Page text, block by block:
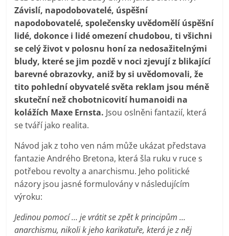
Závislí, napodobovatelé, úspěšní
napodobovatelé, společensky uvědomělí úspěšní
lidé, dokonce i lidé omezení chudobou, ti všichni
se celý život v polosnu honí za nedosažitelnými
bludy, které se jim pozdě v noci zjevují z blikající
barevné obrazovky, aniž by si uvědomovali, že
tito pohlední obyvatelé světa reklam jsou méně
skuteční než chobotnicovití humanoidi na
kolážích Maxe Ernsta. Jsou oslněni fantazií, která
se tváří jako realita.
Návod jak z toho ven nám může ukázat představa
fantazie Andrého Bretona, která šla ruku v ruce s
potřebou revolty a anarchismu. Jeho politické
názory jsou jasné formulovány v následujícím
výroku:
Jedinou pomocí … je vrátit se zpět k principům …
anarchismu, nikoli k jeho karikatuře, která je z něj